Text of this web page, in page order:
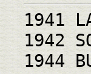
1941
1942
1944